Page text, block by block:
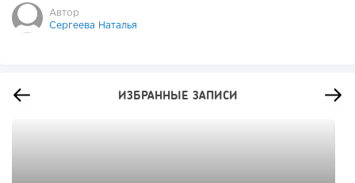
Автор
Сергеева Наталья
ИЗБРАННЫЕ ЗАПИСИ